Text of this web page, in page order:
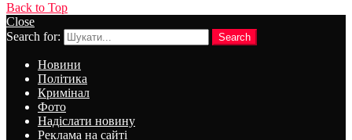
Back to Top
Close
Search for:
Search
Новини
Політика
Кримінал
Фото
Надіслати новину
Реклама на сайті